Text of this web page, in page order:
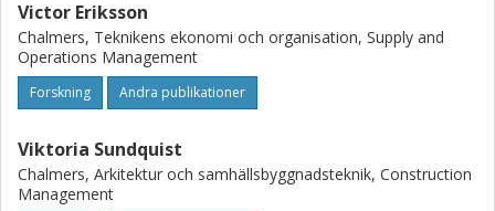
Victor Eriksson
Chalmers, Teknikens ekonomi och organisation, Supply and
Operations Management
Forskning Andra publikationer
Viktoria Sundquist
Chalmers, Arkitektur och samhällsbyggnadsteknik, Construction
Management